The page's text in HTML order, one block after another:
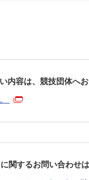
内容は、競技団体へお
関するお問い合わせ